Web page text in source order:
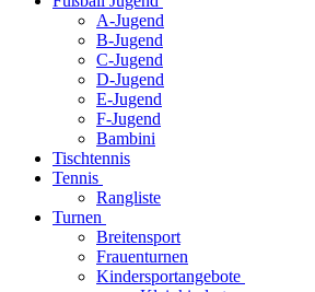
A-Jugend
B-Jugend
C-Jugend
D-Jugend
E-Jugend
F-Jugend
Bambini
Tischtennis
Tennis
Rangliste
Turnen
Breitensport
Frauenturnen
Kindersportangebote